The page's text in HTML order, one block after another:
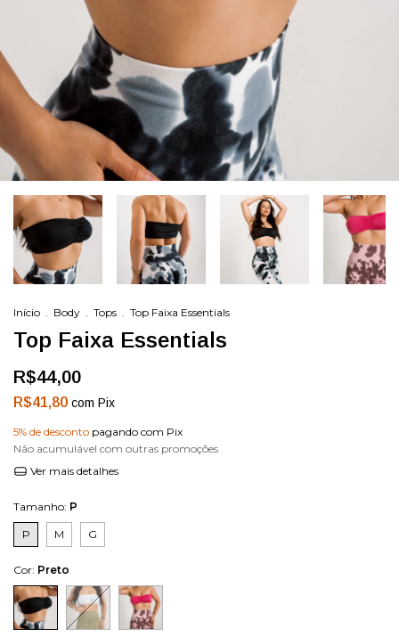
Início . Body . Tops . Top Faixa Essentials
Top Faixa Essentials
R$44,00
R$41,80 com Pix
5% de desconto pagando com Pix
Não acumulável com outras promoções
Ver mais detalhes
Tamanho: P
P M G
Cor: Preto